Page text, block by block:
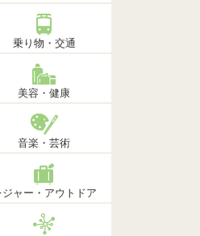
乗り物・交通
美容・健康
音楽・芸術
ジャー・アウトドア